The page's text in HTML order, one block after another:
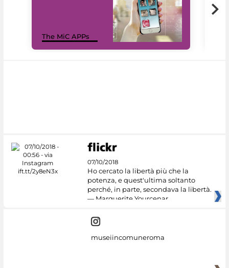
The MiC APPs
07/10/2018
Ho cercato la libertà più che la
potenza, e quest'ultima soltanto
perché, in parte, secondava la libertà.
— Marguerite Yourcenar
museiincomuneroma